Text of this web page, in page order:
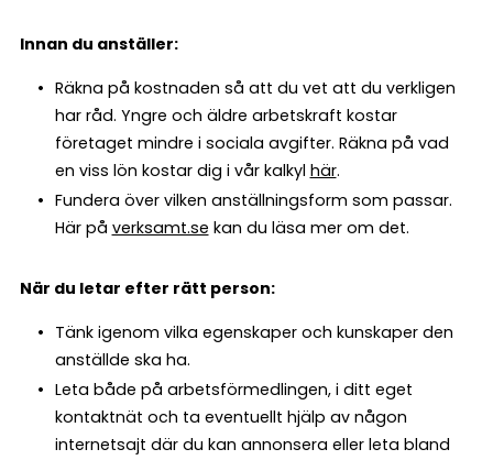
Innan du anställer:
Räkna på kostnaden så att du vet att du verkligen
har råd. Yngre och äldre arbetskraft kostar
företaget mindre i sociala avgifter. Räkna på vad
en viss lön kostar dig i vår kalkyl här.
Fundera över vilken anställningsform som passar.
Här på verksamt.se kan du läsa mer om det.
När du letar efter rätt person:
Tänk igenom vilka egenskaper och kunskaper den
anställde ska ha.
Leta både på arbetsförmedlingen, i ditt eget
kontaktnät och ta eventuellt hjälp av någon
internetsajt där du kan annonsera eller leta bland